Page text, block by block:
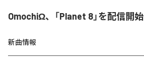
OmochiΩ、「Planet 8」を配信開始
新曲情報